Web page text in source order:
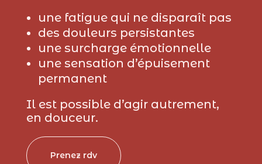
une fatigue qui ne disparaît pas
des douleurs persistantes
une surcharge émotionnelle
une sensation d’épuisement
permanent
Il est possible d’agir autrement,
en douceur.
Prenez rdv